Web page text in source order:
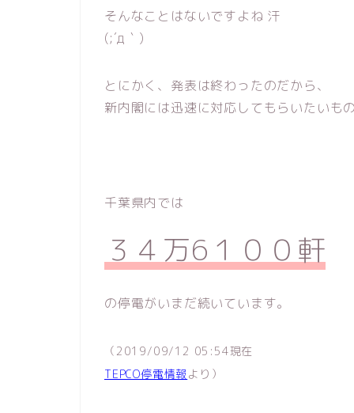
そんなことはないですよね 汗
(;´д｀)
とにかく、発表は終わったのだから、
新内閣には迅速に対応してもらいたいも
千葉県内では
３４万6１００軒
の停電がいまだ続いています。
（2019/09/12 05:54現在
TEPCO停電情報 より）